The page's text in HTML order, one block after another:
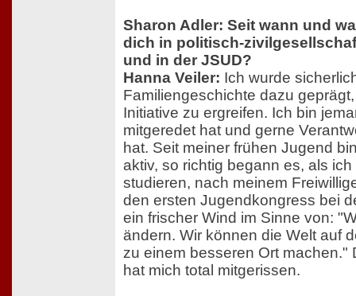
Sharon Adler: Seit wann und
dich in politisch-
und in der JSUD?
Hanna Veiler: Ich wurde
Familiengeschichte dazu
Initiative zu ergreifen. Ich bin
mitgeredet hat und gerne
hat. Seit meiner frühen Jugend
aktiv, so richtig begann es, als
studieren, nach meinem
den ersten Jugendkongress bei
ein frischer Wind im Sinne von:
ändern. Wir können die Welt auf
zu einem besseren Ort machen."
hat mich total mitgerissen.